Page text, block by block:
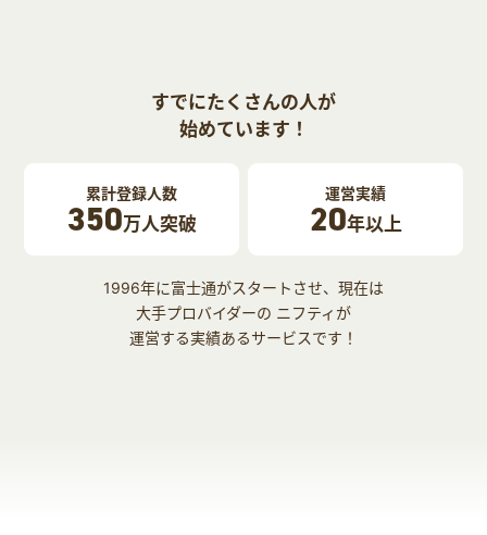
すでにたくさんの人が
始めています！
累計登録人数
350万人突破
運営実績
20年以上
1996年に富士通がスタートさせ、現在は
大手プロバイダーの ニフティが
運営する実績あるサービスです！